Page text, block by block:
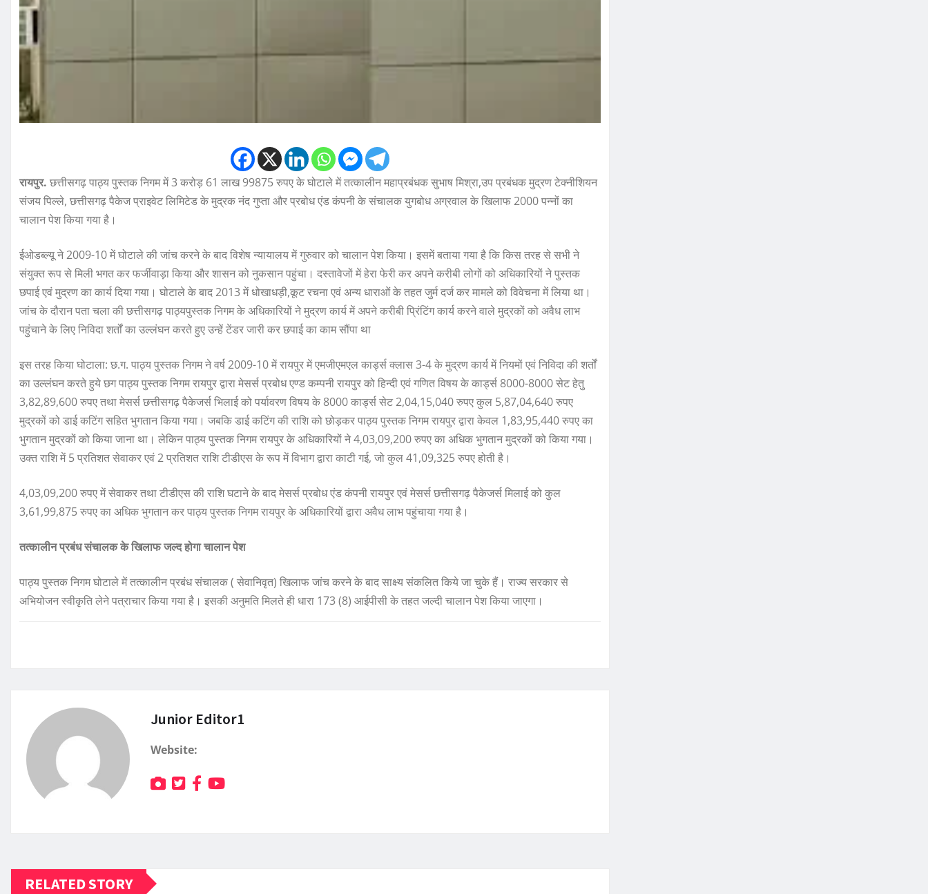
रायपुर. छत्तीसगढ़ पाठ्य पुस्तक निगम में 3 करोड़ 61 लाख 99875 रुपए के घोटाले में तत्कालीन महाप्रबंधक सुभाष मिश्रा,उप प्रबंधक मुद्रण टेक्नीशियन
संजय पिल्ले, छत्तीसगढ़ पैकेज प्राइवेट लिमिटेड के मुद्रक नंद गुप्ता और प्रबोध एंड कंपनी के संचालक युगबोध अग्रवाल के खिलाफ 2000 पन्नों का
चालान पेश किया गया है।
ईओडब्ल्यू ने 2009-10 में घोटाले की जांच करने के बाद विशेष न्यायालय में गुरुवार को चालान पेश किया। इसमें बताया गया है कि किस तरह से सभी ने
संयुक्त रूप से मिली भगत कर फर्जीवाड़ा किया और शासन को नुकसान पहुंचा। दस्तावेजों में हेरा फेरी कर अपने करीबी लोगों को अधिकारियों ने पुस्तक
छपाई एवं मुद्रण का कार्य दिया गया। घोटाले के बाद 2013 में धोखाधड़ी,कूट रचना एवं अन्य धाराओं के तहत जुर्म दर्ज कर मामले को विवेचना में लिया था।
जांच के दौरान पता चला की छत्तीसगढ़ पाठ्यपुस्तक निगम के अधिकारियों ने मुद्रण कार्य में अपने करीबी प्रिंटिंग कार्य करने वाले मुद्रकों को अवैध लाभ
पहुंचाने के लिए निविदा शर्तों का उल्लंघन करते हुए उन्हें टेंडर जारी कर छपाई का काम सौंपा था
इस तरह किया घोटाला: छ.ग. पाठ्य पुस्तक निगम ने वर्ष 2009-10 में रायपुर में एमजीएमएल कार्ड्स क्लास 3-4 के मुद्रण कार्य में नियमों एवं निविदा की शर्तों
का उल्लंघन करते हुये छग पाठ्य पुस्तक निगम रायपुर द्वारा मेसर्स प्रबोध एण्ड कम्पनी रायपुर को हिन्दी एवं गणित विषय के कार्ड्स 8000-8000 सेट हेतु
3,82,89,600 रुपए तथा मेसर्स छत्तीसगढ़ पैकेजर्स भिलाई को पर्यावरण विषय के 8000 कार्ड्स सेट 2,04,15,040 रुपए कुल 5,87,04,640 रुपए
मुद्रकों को डाई कटिंग सहित भुगतान किया गया। जबकि डाई कटिंग की राशि को छोड़कर पाठ्य पुस्तक निगम रायपुर द्वारा केवल 1,83,95,440 रुपए का
भुगतान मुद्रकों को किया जाना था। लेकिन पाठ्य पुस्तक निगम रायपुर के अधिकारियों ने 4,03,09,200 रुपए का अधिक भुगतान मुद्रकों को किया गया।
उक्त राशि में 5 प्रतिशत सेवाकर एवं 2 प्रतिशत राशि टीडीएस के रूप में विभाग द्वारा काटी गई, जो कुल 41,09,325 रुपए होती है।
4,03,09,200 रुपए में सेवाकर तथा टीडीएस की राशि घटाने के बाद मेसर्स प्रबोध एंड कंपनी रायपुर एवं मेसर्स छत्तीसगढ़ पैकेजर्स मिलाई को कुल
3,61,99,875 रुपए का अधिक भुगतान कर पाठ्य पुस्तक निगम रायपुर के अधिकारियों द्वारा अवैध लाभ पहुंचाया गया है।
तत्कालीन प्रबंध संचालक के खिलाफ जल्द होगा चालान पेश
पाठ्य पुस्तक निगम घोटाले में तत्कालीन प्रबंध संचालक ( सेवानिवृत) खिलाफ जांच करने के बाद साक्ष्य संकलित किये जा चुके हैं। राज्य सरकार से
अभियोजन स्वीकृति लेने पत्राचार किया गया है। इसकी अनुमति मिलते ही धारा 173 (8) आईपीसी के तहत जल्दी चालान पेश किया जाएगा।
Junior Editor1
Website:
RELATED STORY